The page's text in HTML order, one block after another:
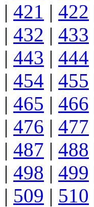
| 421 | 422
| 432 | 433
| 443 | 444
| 454 | 455
| 465 | 466
| 476 | 477
| 487 | 488
| 498 | 499
| 509 | 510